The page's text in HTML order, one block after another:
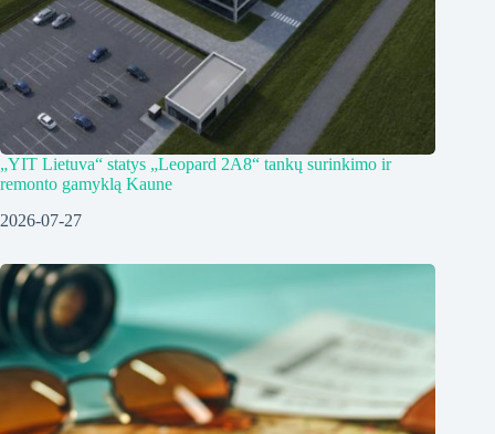
„YIT Lietuva“ statys „Leopard 2A8“ tankų surinkimo ir
remonto gamyklą Kaune
2026-07-27